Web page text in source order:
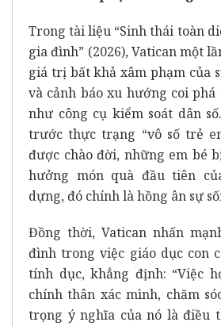
Trong tài liệu “Sinh thái toàn
gia đình” (2026), Vatican một
giá trị bất khả xâm phạm của
và cảnh báo xu hướng coi
như công cụ kiểm soát dân
trước thực trạng “vô số trẻ
được chào đời, những em bé
hưởng món quà đầu tiên
dựng, đó chính là hồng ân sự
Đồng thời, Vatican nhấn
đình trong việc giáo dục con
tính dục, khẳng định: “Việc
chính thân xác mình, chăm
trọng ý nghĩa của nó là điều